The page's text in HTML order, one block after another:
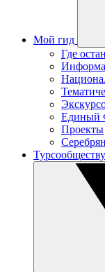
Мой гид
Где
Единый
Проекты
Турсообществу